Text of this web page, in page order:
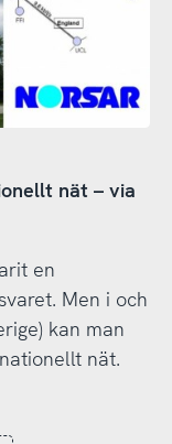
nät – via
en
Men i och
kan man
nät.